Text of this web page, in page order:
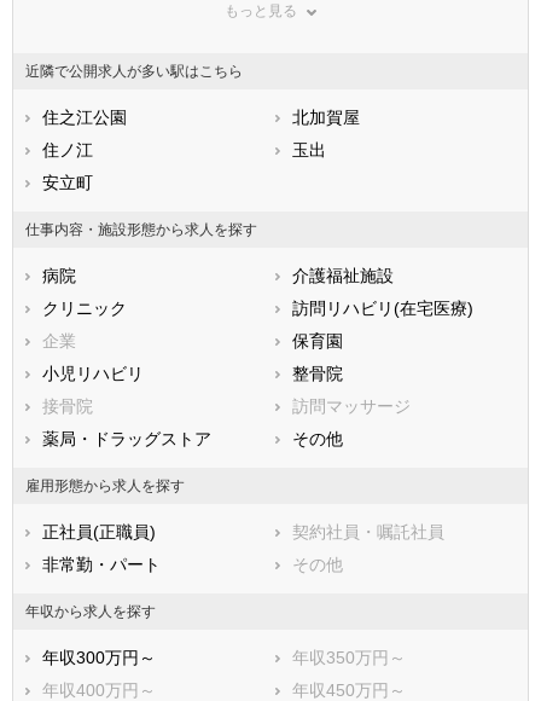
神奈川県
石川県
福井県
静岡県
滋賀県
兵庫県
香川県
高知県
福岡県
長崎県
熊本県
鹿児島県
もっと見る
近隣で公開求人が多い駅はこちら
住之江公園
北加賀屋
住ノ江
玉出
安立町
仕事内容・施設形態から求人を探す
病院
介護福祉施設
クリニック
訪問リハビリ(在宅医療)
企業
保育園
小児リハビリ
整骨院
接骨院
訪問マッサージ
薬局・ドラッグストア
その他
雇用形態から求人を探す
正社員(正職員)
契約社員・嘱託社員
非常勤・パート
その他
年収から求人を探す
年収300万円～
年収350万円～
年収400万円～
年収450万円～